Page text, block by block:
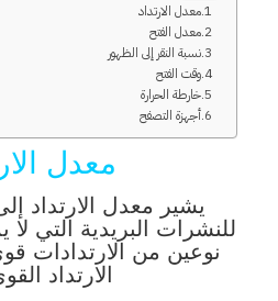
معدل الارتداد
معدل الفتح
نسبة النقر إلى الظهور
وقت الفتح
خارطة الحرارة
أجهزة التصفح
معدل
يشير معدل الارتداد
للنشرات البريدية التي
نوعين من الارتدادات
الارتداد